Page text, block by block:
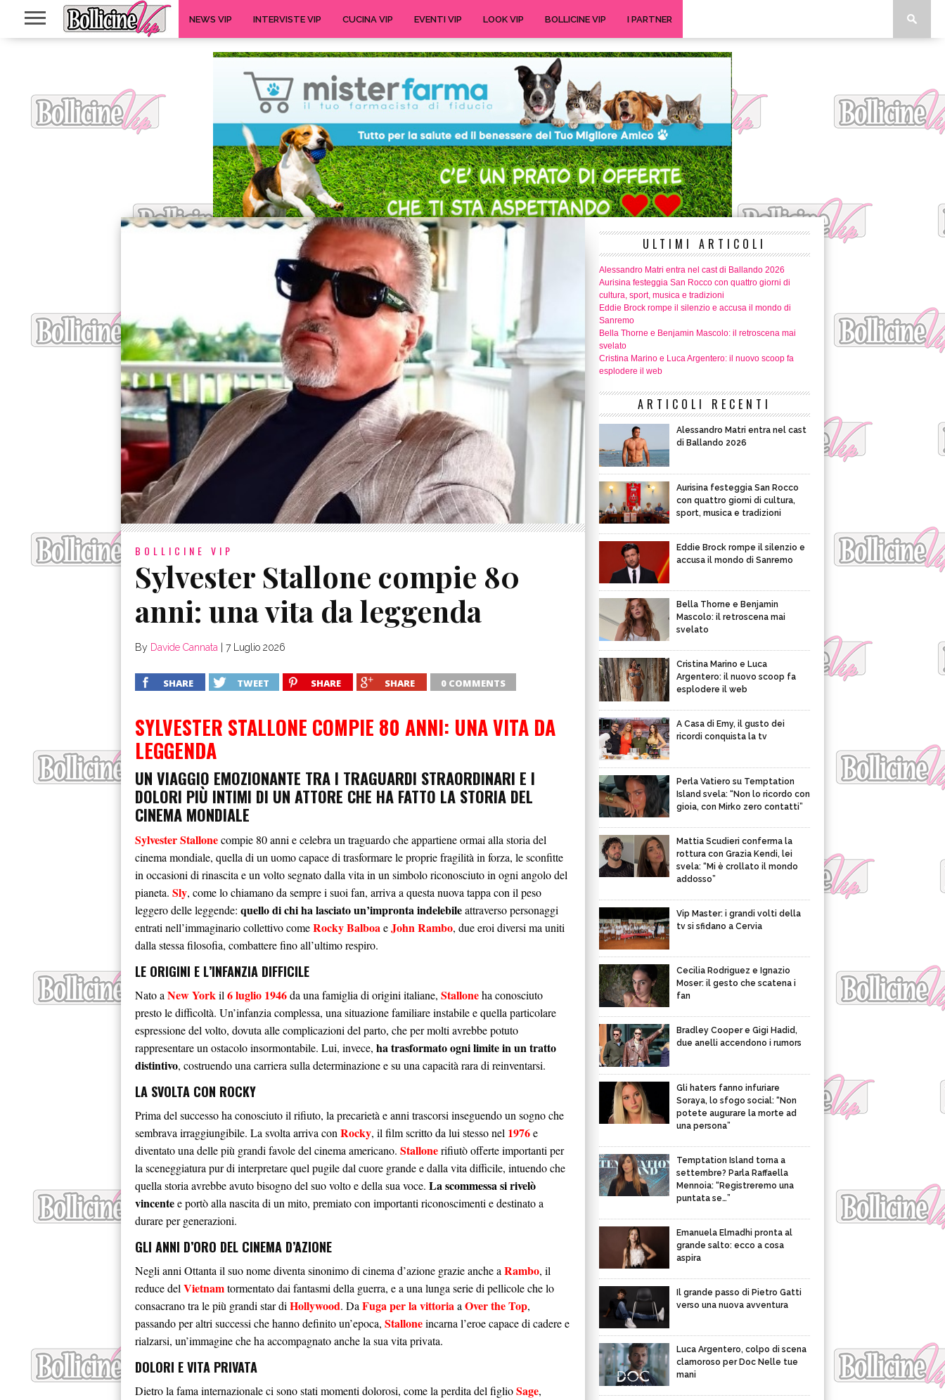
NEWS VIP INTERVISTE VIP CUCINA VIP EVENTI VIP LOOK VIP BOLLICINE VIP I PARTNER
BOLLICINE VIP
Sylvester Stallone compie 80
anni: una vita da leggenda
By Davide Cannata 7 Luglio 2026
SHARE TWEET SHARE SHARE 0 COMMENTS
SYLVESTER STALLONE COMPIE 80 ANNI: UNA VITA DA
LEGGENDA
UN VIAGGIO EMOZIONANTE TRA I TRAGUARDI STRAORDINARI E I
DOLORI PIÙ INTIMI DI UN ATTORE CHE HA FATTO LA STORIA DEL
CINEMA MONDIALE
Sylvester Stallonecompie 80 anni e celebra un traguardo che appartiene ormai alla storia del
cinema mondiale, quella di un uomo capace di trasformare le proprie fragilità in forza, le sconfitte
in occasioni di rinascita e un volto segnato dalla vita in un simbolo riconosciuto in ogni angolo del
pianeta. Sly, come lo chiamano da sempre i suoi fan, arriva a questa nuova tappa con il peso
leggero delle leggende: quello di chi ha lasciato un’impronta indelebileattraverso personaggi
entrati nell’immaginario collettivo comeRocky BalboaeJohn Rambo, due eroi diversi ma uniti
dalla stessa filosofia, combattere fino all’ultimo respiro.
LE ORIGINI E L’INFANZIA DIFFICILE
Nato a New Yorkil 6 luglio 1946da una famiglia di origini italiane, Stalloneha conosciuto
presto le difficoltà. Un’infanzia complessa, una situazione familiare instabile e quella particolare
espressione del volto, dovuta alle complicazioni del parto, che per molti avrebbe potuto
rappresentare un ostacolo insormontabile. Lui, invece, ha trasformato ogni limite in un tratto
distintivo, costruendo una carriera sulla determinazione e su una capacità rara di reinventarsi.
LA SVOLTA CON ROCKY
Prima del successo ha conosciuto il rifiuto, la precarietà e anni trascorsi inseguendo un sogno che
sembrava irraggiungibile. La svolta arriva con Rocky, il film scritto da lui stesso nel 1976e
diventato una delle più grandi favole del cinema americano. Stallonerifiutò offerte importanti per
la sceneggiatura pur di interpretare quel pugile dal cuore grande e dalla vita difficile, intuendo che
quella storia avrebbe avuto bisogno del suo volto e della sua voce. La scommessa si rivelò
vincentee portò alla nascita di un mito, premiato con importanti riconoscimenti e destinato a
durare per generazioni.
GLI ANNI D’ORO DEL CINEMA D’AZIONE
Negli anni Ottanta il suo nome diventa sinonimo di cinema d’azione grazie anche a Rambo, il
reduce del Vietnamtormentato dai fantasmi della guerra, e a una lunga serie di pellicole che lo
consacrano tra le più grandi star di Hollywood. Da Fuga per la vittoriaa Over the Top,
passando per altri successi che hanno definito un’epoca, Stalloneincarna l’eroe capace di cadere e
rialzarsi, un’immagine che ha accompagnato anche la sua vita privata.
DOLORI E VITA PRIVATA
Dietro la fama internazionale ci sono stati momenti dolorosi, come la perdita del figlioSage,
ULTIMI ARTICOLI
Alessandro Matri entra nel cast di Ballando 2026
Aurisina festeggia San Rocco con quattro giorni di
cultura, sport, musica e tradizioni
Eddie Brock rompe il silenzio e accusa il mondo di
Sanremo
Bella Thorne e Benjamin Mascolo: il retroscena mai
svelato
Cristina Marino e Luca Argentero: il nuovo scoop fa
esplodere il web
ARTICOLI RECENTI
Alessandro Matri entra nel cast
di Ballando 2026
Aurisina festeggia San Rocco
con quattro giorni di cultura,
sport, musica e tradizioni
Eddie Brock rompe il silenzio e
accusa il mondo di Sanremo
Bella Thorne e Benjamin
Mascolo: il retroscena mai
svelato
Cristina Marino e Luca
Argentero: il nuovo scoop fa
esplodere il web
A Casa di Emy, il gusto dei
ricordi conquista la tv
Perla Vatiero su Temptation
Island svela: “Non lo ricordo con
gioia, con Mirko zero contatti”
Mattia Scudieri conferma la
rottura con Grazia Kendi, lei
svela: “Mi è crollato il mondo
addosso”
Vip Master: i grandi volti della
tv si sfidano a Cervia
Cecilia Rodriguez e Ignazio
Moser: il gesto che scatena i
fan
Bradley Cooper e Gigi Hadid,
due anelli accendono i rumors
Gli haters fanno infuriare
Soraya, lo sfogo social: “Non
potete augurare la morte ad
una persona”
Temptation Island torna a
settembre? Parla Raffaella
Mennoia: “Registreremo una
puntata se…”
Emanuela Elmadhi pronta al
grande salto: ecco a cosa
aspira
Il grande passo di Pietro Gatti
verso una nuova avventura
Luca Argentero, colpo di scena
clamoroso per Doc Nelle tue
mani